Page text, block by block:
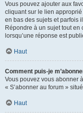
Vous pouvez ajouter aux
cliquant sur le lien
en bas des sujets et parfois
Répondre à un sujet tout
lorsqu’une réponse est
Haut
Comment puis-je
Vous pouvez vous abonner
« S’abonner au forum »
Haut